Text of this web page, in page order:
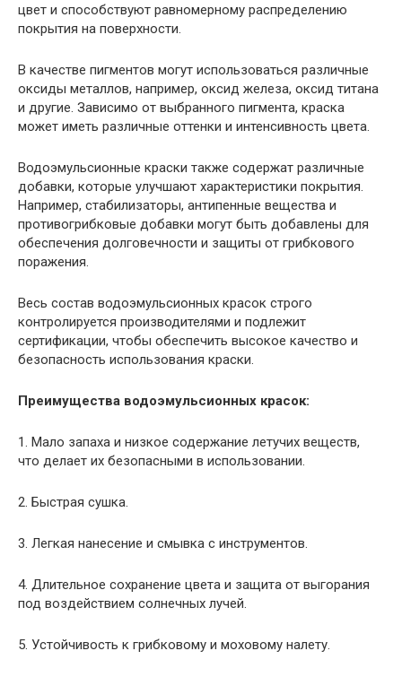
цвет и способствуют равномерному распределению
покрытия на поверхности.
В качестве пигментов могут использоваться различные
оксиды металлов, например, оксид железа, оксид титана
и другие. Зависимо от выбранного пигмента, краска
может иметь различные оттенки и интенсивность цвета.
Водоэмульсионные краски также содержат различные
добавки, которые улучшают характеристики покрытия.
Например, стабилизаторы, антипенные вещества и
противогрибковые добавки могут быть добавлены для
обеспечения долговечности и защиты от грибкового
поражения.
Весь состав водоэмульсионных красок строго
контролируется производителями и подлежит
сертификации, чтобы обеспечить высокое качество и
безопасность использования краски.
Преимущества водоэмульсионных красок:
1. Мало запаха и низкое содержание летучих веществ,
что делает их безопасными в использовании.
2. Быстрая сушка.
3. Легкая нанесение и смывка с инструментов.
4. Длительное сохранение цвета и защита от выгорания
под воздействием солнечных лучей.
5. Устойчивость к грибковому и моховому налету.